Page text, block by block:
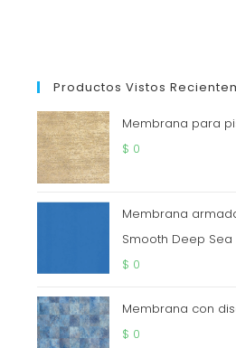
Productos Vistos
Membrana para
$ 0
Membrana
Smooth Deep Sea
$ 0
Membrana con
$ 0